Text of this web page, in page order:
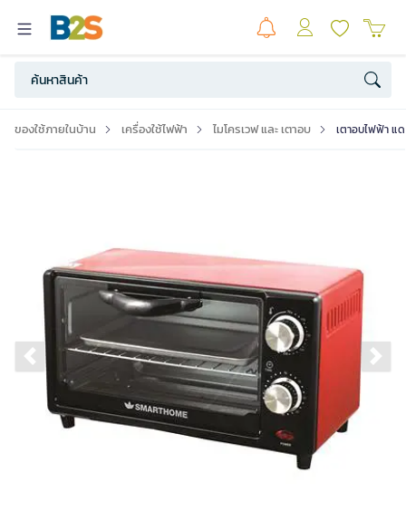
ของใช้ภายในบ้าน เครื่องใช้ไฟฟ้า ไมโครเวฟ และ เตาอบ เตาอบไฟฟ้า แ
Previous slide